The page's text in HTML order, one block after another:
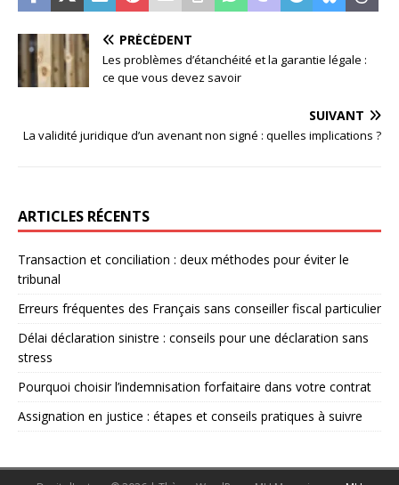
PRÉCÉDENT
Les problèmes d’étanchéité et la garantie légale :
ce que vous devez savoir
SUIVANT
La validité juridique d’un avenant non signé : quelles implications ?
ARTICLES RÉCENTS
Transaction et conciliation : deux méthodes pour éviter le
tribunal
Erreurs fréquentes des Français sans conseiller fiscal particulier
Délai déclaration sinistre : conseils pour une déclaration sans
stress
Pourquoi choisir l’indemnisation forfaitaire dans votre contrat
Assignation en justice : étapes et conseils pratiques à suivre